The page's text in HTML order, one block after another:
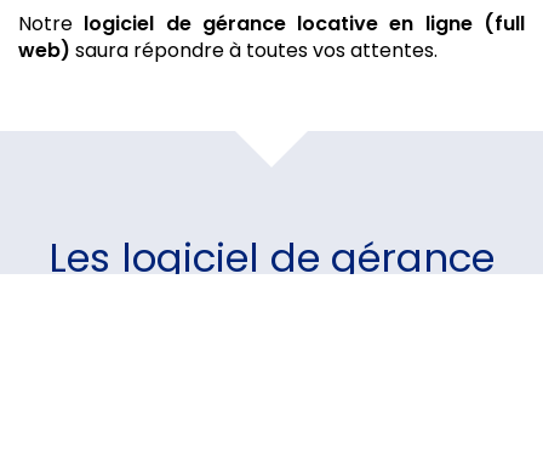
Notre logiciel de gérance locative en ligne (full
web) saura répondre à toutes vos attentes.
Les logiciel de gérance